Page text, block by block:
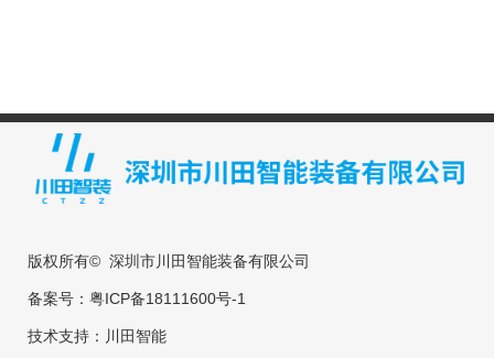
版权所有© 深圳市川田智能装备有限公司
备案号： 粤ICP备18111600号-1
技术支持： 川田智能